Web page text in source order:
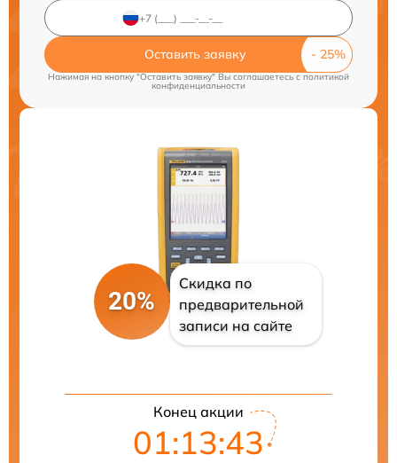
Оставить заявку
Нажимая на кнопку "Оставить заявку" Вы соглашаетесь cполитикой
конфиденциальности
20%
Скидка по
предварительной
записи на сайте
Конец акции
01:13:43